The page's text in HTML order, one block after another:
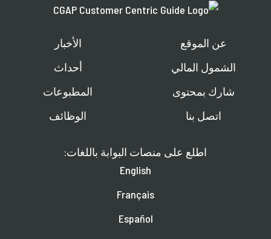
عن الموقع
الشمول المالي
شارك بمحتوى
اتصل بنا
الأخبار
أحداث
المطبوعات
الوظائف
اطلع على منصات البوابة باللغات:
English
Français
Español